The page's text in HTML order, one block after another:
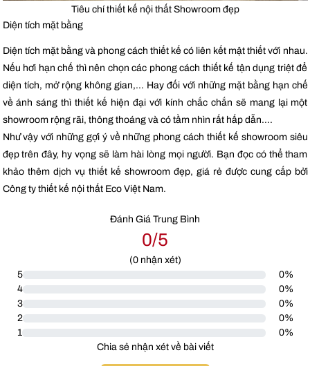
Tiêu chí thiết kế nội thất Showroom đẹp
Diện tích mặt bằng
Diện tích mặt bằng và phong cách thiết kế có liên kết mật thiết với nhau.
Nếu hơi hạn chế thì nên chọn các phong cách thiết kế tận dụng triệt để
diện tích, mở rộng không gian,… Hay đối với những mặt bằng hạn chế
về ánh sáng thì thiết kế hiện đại với kính chắc chắn sẽ mang lại một
showroom rộng rãi, thông thoáng và có tầm nhìn rất hấp dẫn….
Như vậy với những gợi ý về những phong cách thiết kế showroom siêu
đẹp trên đây, hy vọng sẽ làm hài lòng mọi người. Bạn đọc có thể tham
khảo thêm dịch vụ thiết kế showroom đẹp, giá rẻ được cung cấp bởi
Công ty thiết kế nội thất Eco Việt Nam.
Đánh Giá Trung Bình
0/5
(0nhận xét)
5
0%
4
0%
3
0%
2
0%
1
0%
Chia sẻ nhận xét về bài viết